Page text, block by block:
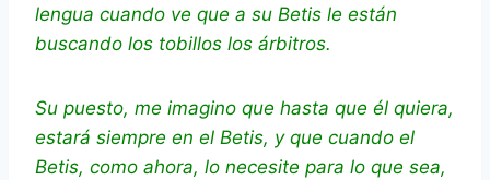
lengua cuando ve que a su Betis le están
buscando los tobillos los árbitros.
Su puesto, me imagino que hasta que él quiera,
estará siempre en el Betis, y que cuando el
Betis, como ahora, lo necesite para lo que sea,